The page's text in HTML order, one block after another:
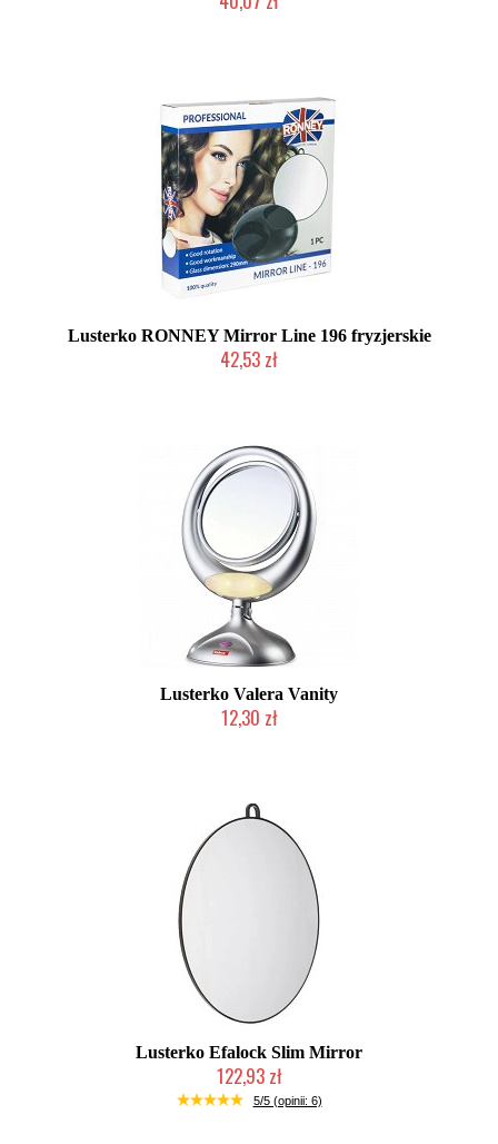
Lusterko RONNEY Mirror Line 196 fryzjerskie
42,53 zł
Lusterko Valera Vanity
12,30 zł
Lusterko Efalock Slim Mirror
122,93 zł
Mała ilość (wysyłka w 24h)
5/5 (opinii: 6)